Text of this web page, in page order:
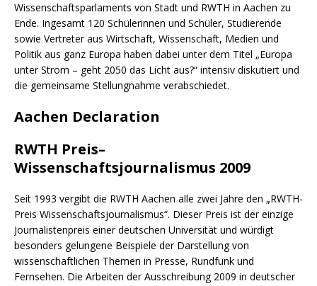
Wissenschaftsparlaments von Stadt und RWTH in Aachen zu
Ende. Ingesamt 120 Schülerinnen und Schüler, Studierende
sowie Vertreter aus Wirtschaft, Wissenschaft, Medien und
Politik aus ganz Europa haben dabei unter dem Titel „Europa
unter Strom – geht 2050 das Licht aus?“ intensiv diskutiert und
die gemeinsame Stellungnahme verabschiedet.
Aachen Declaration
RWTH Preis–
Wissenschaftsjournalismus 2009
Seit 1993 vergibt die RWTH Aachen alle zwei Jahre den „RWTH-
Preis Wissenschaftsjournalismus“. Dieser Preis ist der einzige
Journalistenpreis einer deutschen Universität und würdigt
besonders gelungene Beispiele der Darstellung von
wissenschaftlichen Themen in Presse, Rundfunk und
Fernsehen. Die Arbeiten der Ausschreibung 2009 in deutscher